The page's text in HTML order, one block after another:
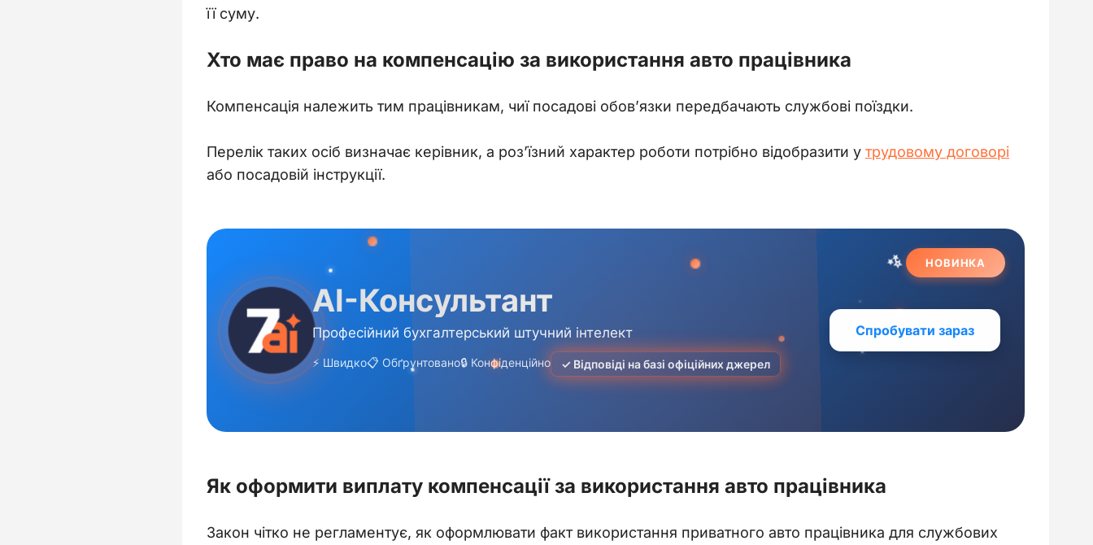
її суму.
Хто має право на компенсацію за використання авто працівника
Компенсація належить тим працівникам, чиї посадові обов’язки передбачають службові поїздки.
Перелік таких осіб визначає керівник, а роз’їзний характер роботи потрібно відобразити у трудовому договорі
або посадовій інструкції.
Як оформити виплату компенсації за використання авто працівника
Закон чітко не регламентує, як оформлювати факт використання приватного авто працівника для службових